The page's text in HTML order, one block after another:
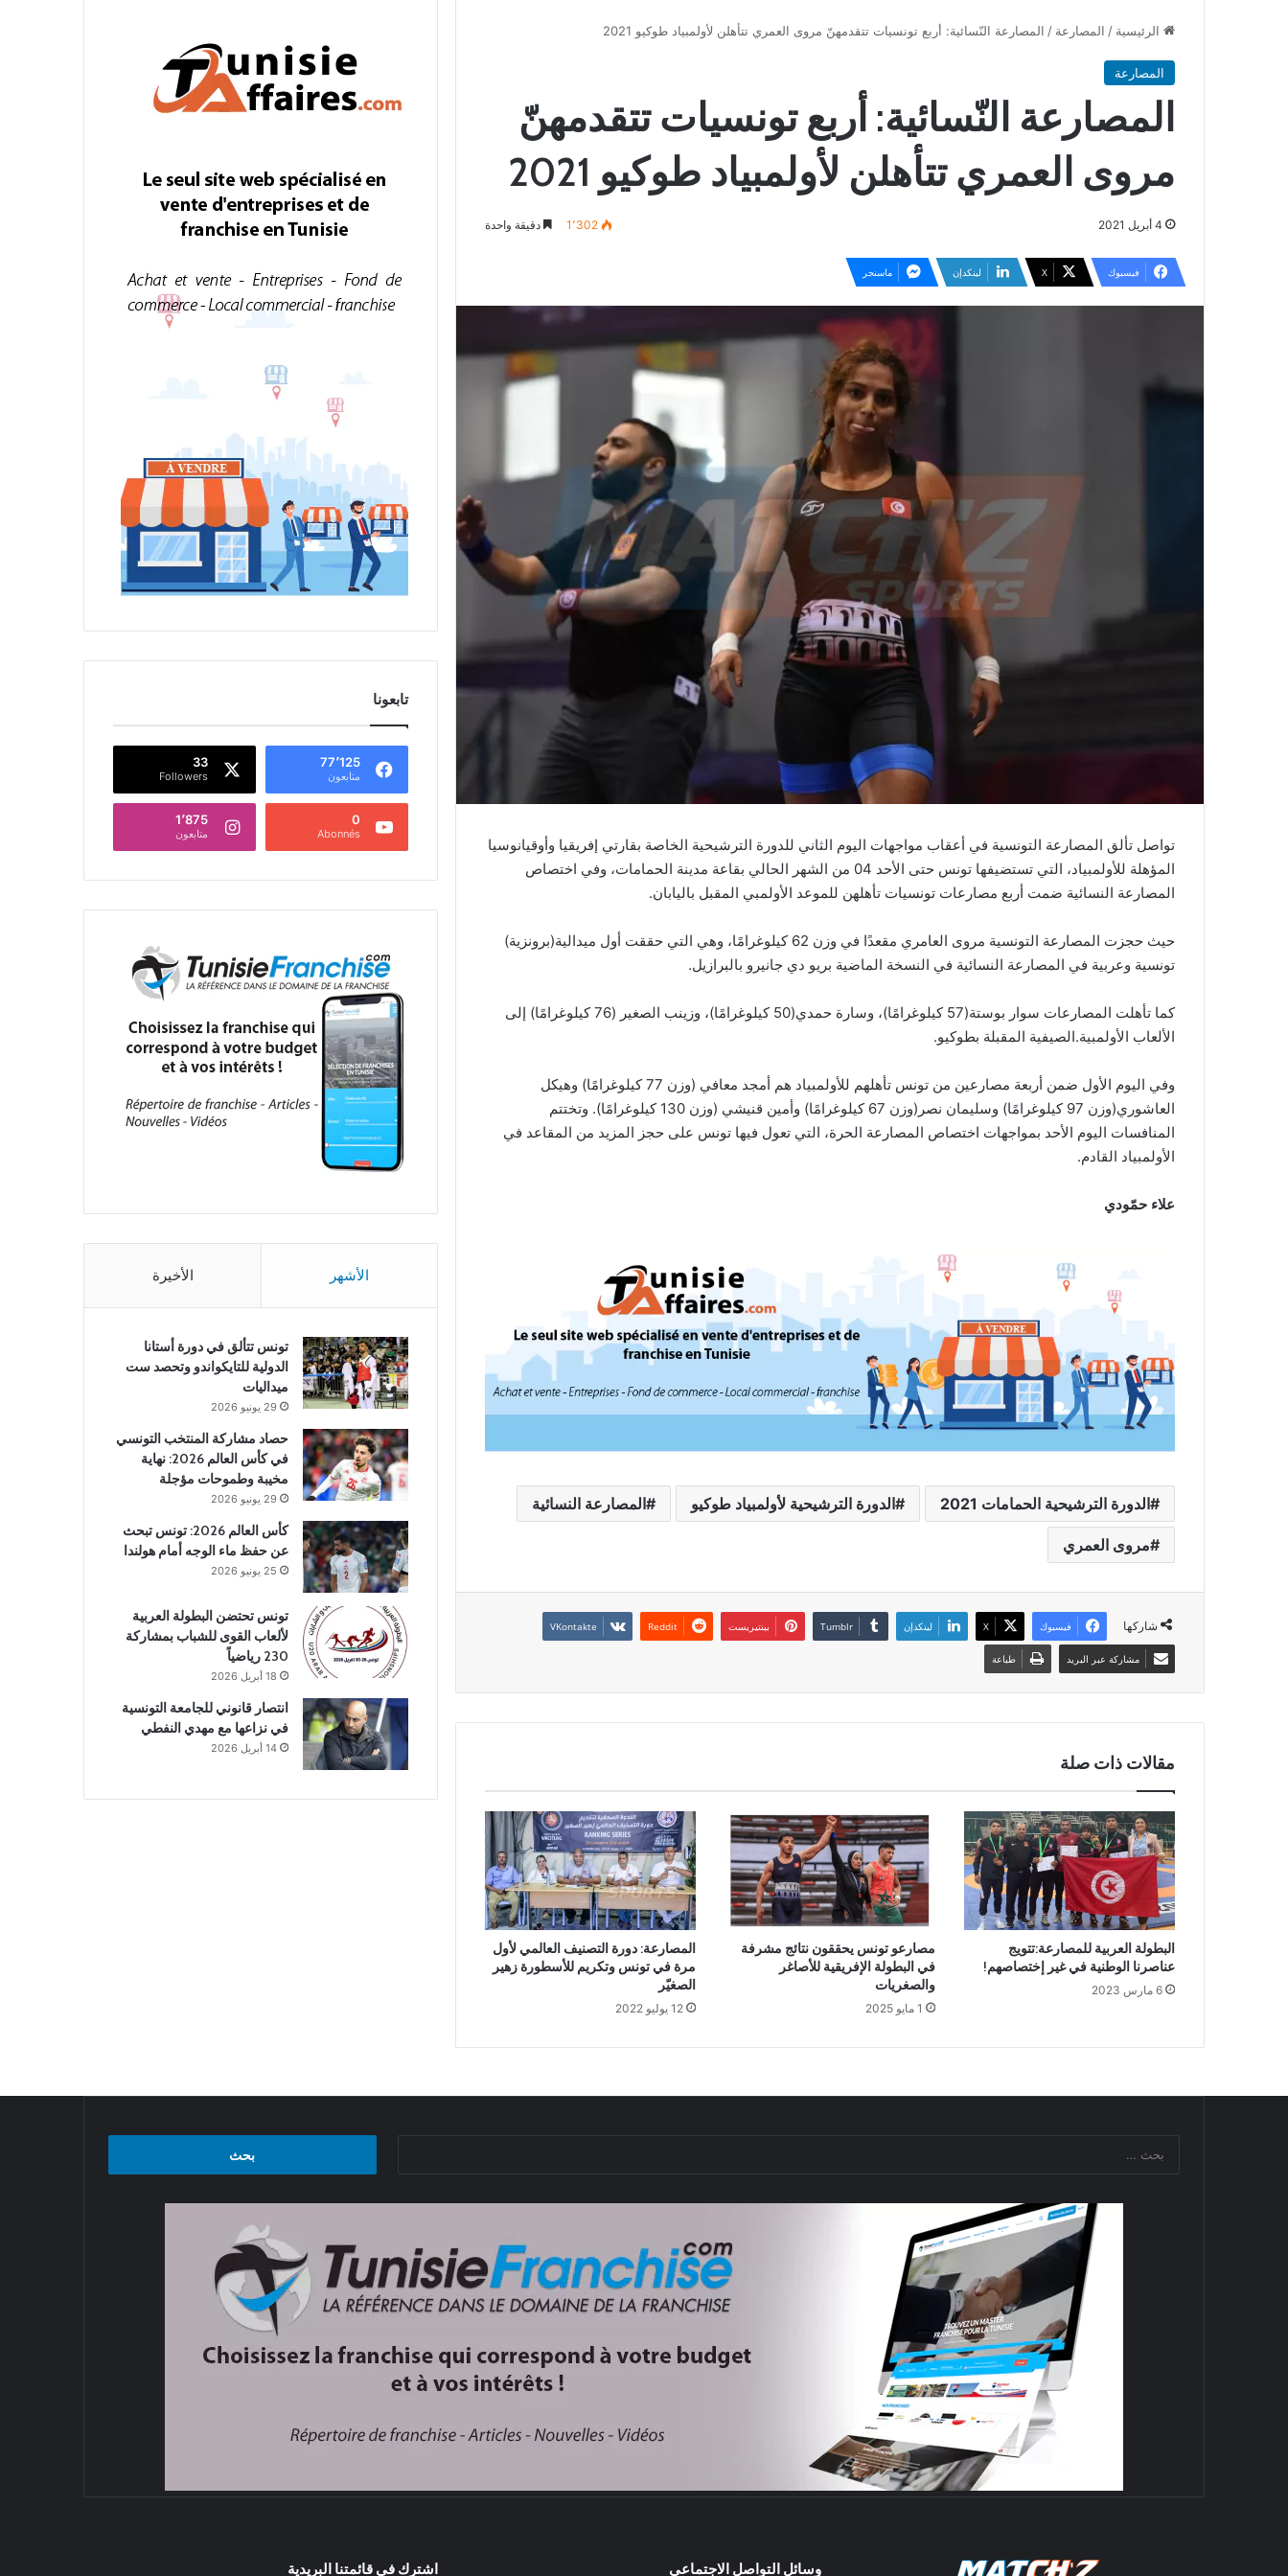
الرئيسية / المصارعة / المصارعة النّسائية: أربع تونسيات تتقدمهنّ مروى العمري تتأهلن لأولمبياد طوكيو 2021
المصارعة
المصارعة النّسائية: أربع تونسيات تتقدمهنّ
مروى العمري تتأهلن لأولمبياد طوكيو 2021
4 أبريل 2021 1٬302 دقيقة واحدة
فيسبوك ‫X لينكدإن ماسنجر
تواصل تألق المصارعة التونسية في أعقاب مواجهات اليوم الثاني للدورة الترشيحية الخاصة بقارتي إفريقيا وأوقيانوسيا
المؤهلة للأولمبياد، التي تستضيفها تونس حتى الأحد 04 من الشهر الحالي بقاعة مدينة الحمامات، وفي اختصاص
المصارعة النسائية ضمت أربع مصارعات تونسيات تأهلهن للموعد الأولمبي المقبل باليابان.
حيث حجزت المصارعة التونسية مروى العامري مقعدًا في وزن 62 كيلوغرامًا، وهي التي حققت أول ميدالية(برونزية)
تونسية وعربية في المصارعة النسائية في النسخة الماضية بريو دي جانيرو بالبرازيل.
كما تأهلت المصارعات سوار بوستة(57 كيلوغرامًا)، وسارة حمدي(50 كيلوغرامًا)، وزينب الصغير (76 كيلوغرامًا) إلى
الألعاب الأولمبية.الصيفية المقبلة بطوكيو.
وفي اليوم الأول ضمن أربعة مصارعين من تونس تأهلهم للأولمبياد هم أمجد معافي (وزن 77 كيلوغرامًا) وهيكل
العاشوري(وزن 97 كيلوغرامًا) وسليمان نصر(وزن 67 كيلوغرامًا) وأمين قنيشي (وزن 130 كيلوغرامًا). وتختتم
المنافسات اليوم الأحد بمواجهات اختصاص المصارعة الحرة، التي تعول فيها تونس على حجز المزيد من المقاعد في
الأولمبياد القادم.
علاء حمّودي
الدورة الترشيحية الحمامات 2021 الدورة الترشيحية لأولمبياد طوكيو المصارعة النسائية
مروى العمري
شاركها فيسبوك ‫X لينكدإن بينتيريست
مشاركة عبر البريد طباعة
مقالات ذات صلة
البطولة العربية للمصارعة:تتويج
عناصرنا الوطنية في غير إختصاصهم!
6 مارس 2023
مصارعو تونس يحققون نتائج مشرفة
في البطولة الإفريقية للأصاغر
والصغريات
1 مايو 2025
المصارعة: دورة التصنيف العالمي لأول
مرة في تونس وتكريم للأسطورة زهير
الصغيّر
12 يوليو 2022
تابعونا
77٬125
متابعون
33
Followers
0
Abonnés
1٬875
متابعون
الأشهر الأخيرة
تونس تتألق في دورة أستانا
الدولية للتايكواندو وتحصد ست
ميداليات
29 يونيو 2026
حصاد مشاركة المنتخب التونسي
في كأس العالم 2026: نهاية
مخيبة وطموحات مؤجلة
29 يونيو 2026
كأس العالم 2026: تونس تبحث
عن حفظ ماء الوجه أمام هولندا
25 يونيو 2026
تونس تحتضن البطولة العربية
لألعاب القوى للشباب بمشاركة
230 رياضياً
18 أبريل 2026
انتصار قانوني للجامعة التونسية
في نزاعها مع مهدي النفطي
14 أبريل 2026
وسائل التواصل الاجتماعي اشترك في قائمتنا البريدية